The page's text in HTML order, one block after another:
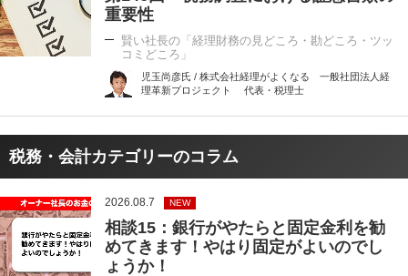
重要性
賢い社長の「経理財務の見どころ・勘どころ・ツッ
コミどころ」
児玉尚彦氏 / 株式会社経理がよくなる 一般社団法人経
理革新プロジェクト 代表・税理士
税務・会計カテゴリーのコラム
2026.08.7 NEW
相談15：銀行がやたらと固定金利を勧
めてきます！やはり固定がよいのでし
ょうか！